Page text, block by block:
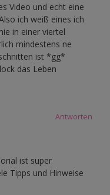
Video und echt eine
ich weiß eines ich
in einer viertel
mindestens ne
ist *gg*
das Leben
Antworten
ist super
Tipps und Hinweise